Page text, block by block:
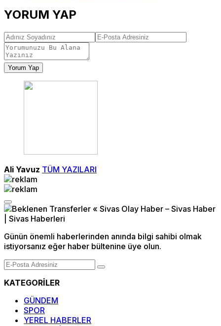
YORUM YAP
Yorum Yap
Ali Yavuz TÜM YAZILARI
Günün önemli haberlerinden anında bilgi sahibi olmak
istiyorsanız eğer haber bültenine üye olun.
KATEGORİLER
GÜNDEM
SPOR
YEREL HABERLER